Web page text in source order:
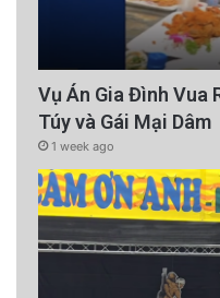
Vụ Án Gia Đình Vua
Túy và Gái Mại Dâm
1 week ago